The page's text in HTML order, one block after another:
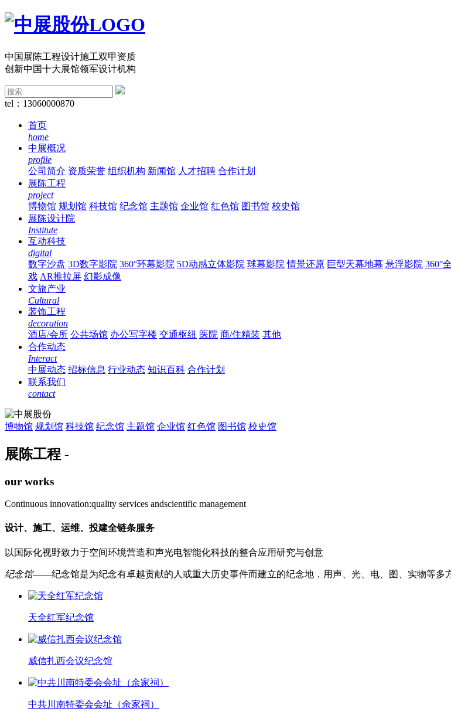
中国展陈工程设计施工双甲资质
创新中国十大展馆领军设计机构
tel：13060000870
首页
home
中展概况
profile
公司简介 资质荣誉 组织机构 新闻馆 人才招聘 合作计划
展陈工程
project
博物馆 规划馆 科技馆 纪念馆 主题馆 企业馆 红色馆 图书馆 校史馆
展陈设计院
Institute
互动科技
digital
数字沙盘 3D数字影院 360°环幕影院 5D动感立体影院 球幕影院 情景还原 巨型天幕地幕 悬浮影院 360°
戏 AR推拉屏 幻影成像
文旅产业
Cultural
装饰工程
decoration
酒店/会所 公共场馆 办公写字楼 交通枢纽 医院 商/住精装 其他
合作动态
Interact
中展动态 招标信息 行业动态 知识百科 合作计划
联系我们
contact
博物馆 规划馆 科技馆 纪念馆 主题馆 企业馆 红色馆 图书馆 校史馆
展陈工程 -
our works
Continuous innovation:quality services andscientific management
设计、施工、运维、投建全链条服务
以国际化视野致力于空间环境营造和声光电智能化科技的整合应用研究与创意
纪念馆——纪念馆是为纪念有卓越贡献的人或重大历史事件而建立的纪念地，用声、光、电、图、实物等多
天全红军纪念馆
威信扎西会议纪念馆
中共川南特委会会址（余家祠）